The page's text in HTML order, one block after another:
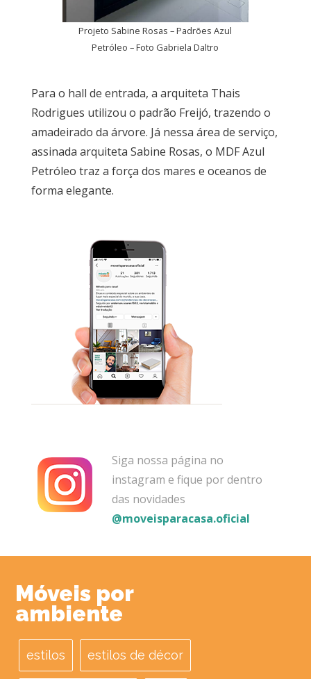
Projeto Sabine Rosas – Padrões Azul
Petróleo – Foto Gabriela Daltro
Para o hall de entrada, a arquiteta Thais
Rodrigues utilizou o padrão Freijó, trazendo o
amadeirado da árvore. Já nessa área de serviço,
assinada arquiteta Sabine Rosas, o MDF Azul
Petróleo traz a força dos mares e oceanos de
forma elegante.
Siga nossa página no
instagram e fique por dentro
das novidades
@moveisparacasa.oficial
Móveis por
ambiente
estilos estilos de décor